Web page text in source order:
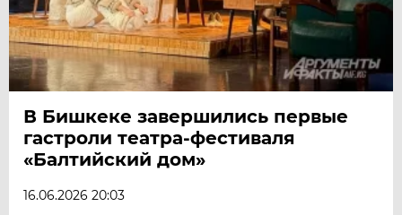
В Бишкеке завершились первые
гастроли театра-фестиваля
«Балтийский дом»
16.06.2026 20:03